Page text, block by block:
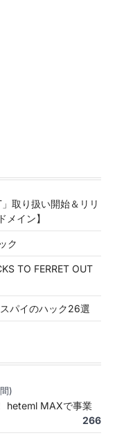
取り扱い開始＆リリ
イン】
ク
TO FERRET OUT
パイのハック26選
)
heteml MAXで事業
266